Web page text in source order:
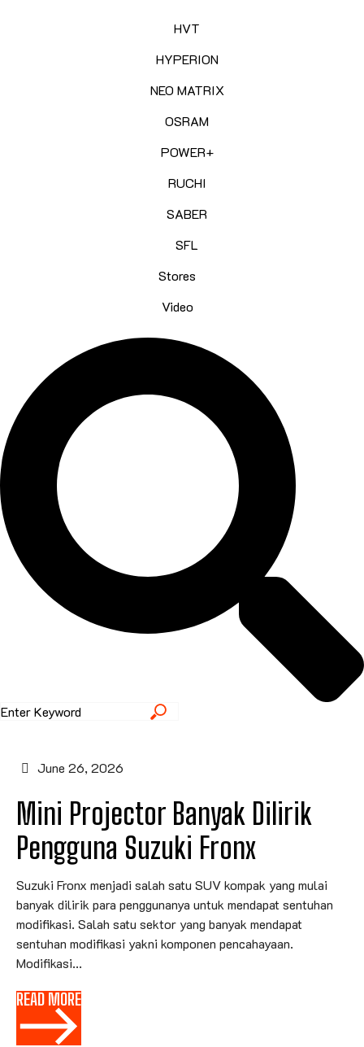
HVT
HYPERION
NEO MATRIX
OSRAM
POWER+
RUCHI
SABER
SFL
Stores
Video
June 26, 2026
Mini Projector Banyak Dilirik
Pengguna Suzuki Fronx
Suzuki Fronx menjadi salah satu SUV kompak yang mulai
banyak dilirik para penggunanya untuk mendapat sentuhan
modifikasi. Salah satu sektor yang banyak mendapat
sentuhan modifikasi yakni komponen pencahayaan.
Modifikasi...
READ MORE